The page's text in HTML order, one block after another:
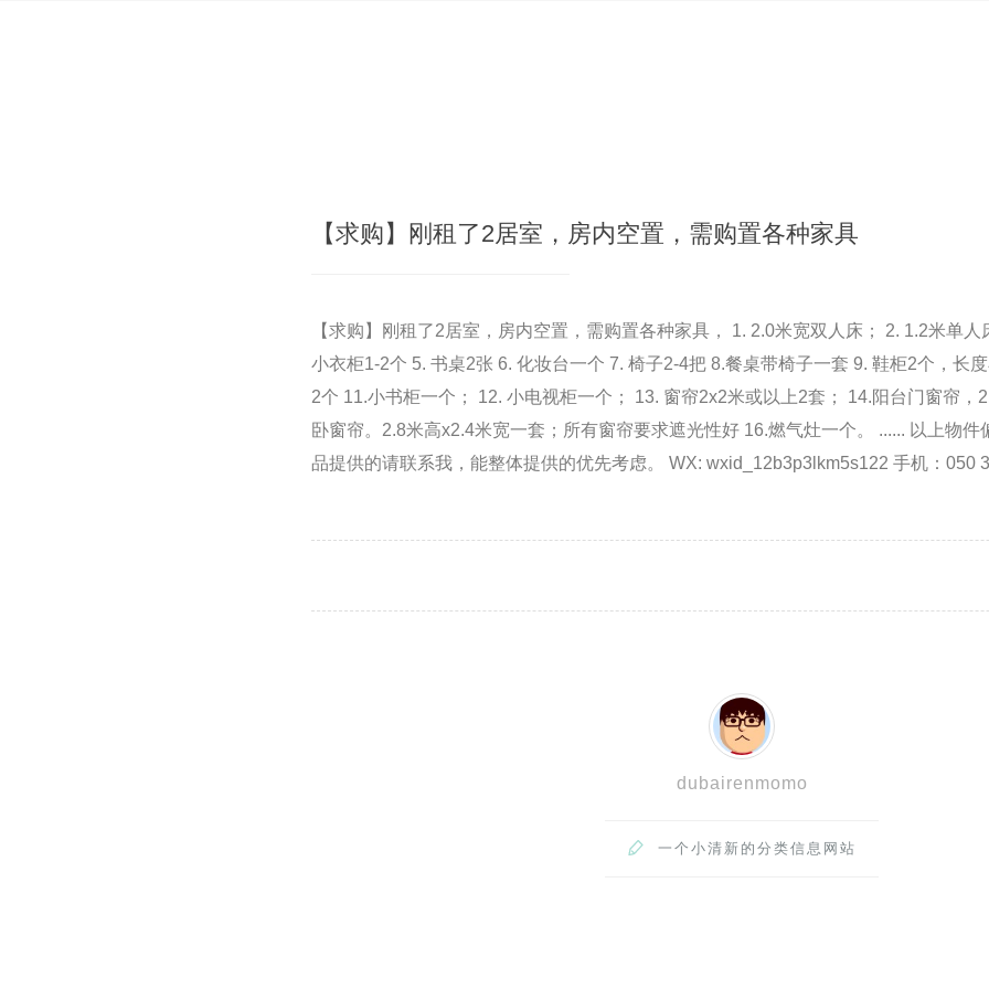
【求购】刚租了2居室，房内空置，需购置各种家具
【求购】刚租了2居室，房内空置，需购置各种家具， 1. 2.0米宽双人床； 2. 1.2米单人
小衣柜1-2个 5. 书桌2张 6. 化妆台一个 7. 椅子2-4把 8.餐桌带椅子一套 9. 鞋柜2个，长
2个 11.小书柜一个； 12. 小电视柜一个； 13. 窗帘2x2米或以上2套； 14.阳台门窗帘，
卧窗帘。2.8米高x2.4米宽一套；所有窗帘要求遮光性好 16.燃气灶一个。 ...... 以上物件
品提供的请联系我，能整体提供的优先考虑。 WX: wxid_12b3p3lkm5s122 手机：050
dubairenmomo
 一个小清新的分类信息网站